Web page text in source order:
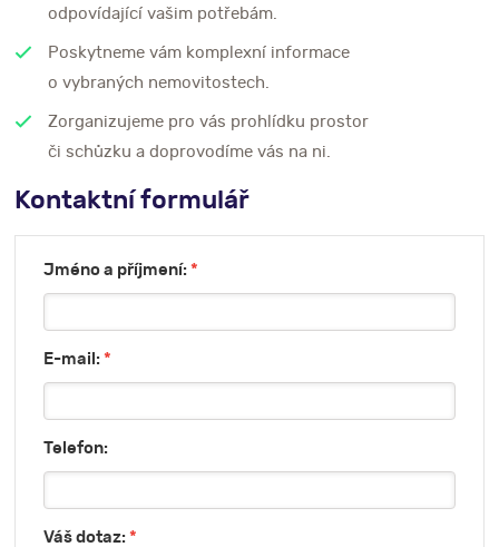
odpovídající vašim potřebám.
Poskytneme vám komplexní informace
o vybraných nemovitostech.
Zorganizujeme pro vás prohlídku prostor
či schůzku a doprovodíme vás na ni.
Kontaktní formulář
Jméno a příjmení:*
E-mail:*
Telefon:
Váš dotaz:*